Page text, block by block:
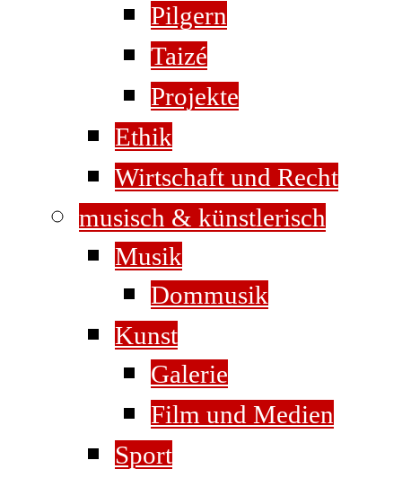
Pilgern
Taizé
Projekte
Ethik
Wirtschaft und Recht
musisch & künstlerisch
Musik
Dommusik
Kunst
Galerie
Film und Medien
Sport